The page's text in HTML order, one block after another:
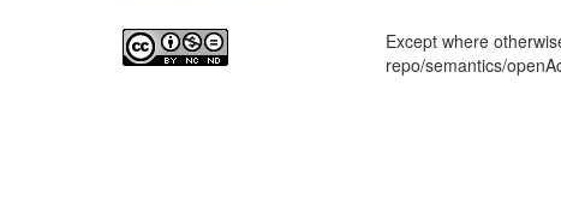
Except where
repo/semantics/